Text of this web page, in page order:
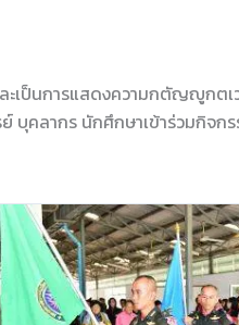
ะเป็นการแสดงความกตัญญูกตเ
บุคลากร นักศึกษาเข้าร่วมกิจกร